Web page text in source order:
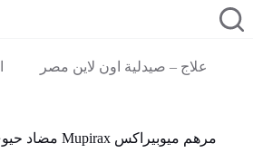
التجاوز
إلى
علاج – صيدلية اون لاين مصر
مرهم ميوبيراكس Mupirax مضاد حيوي للحبوب والدمامل والالتهابات